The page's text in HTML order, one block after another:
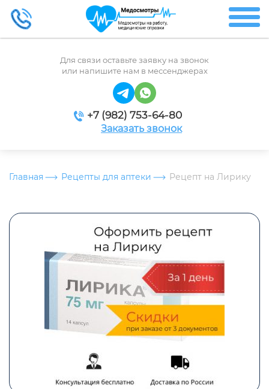
Для связи оставьте заявку на звонок
или напишите нам в мессенджерах
+7 (982) 753-64-80
Заказать звонок
Главная Рецепты для аптеки Рецепт на Лирику